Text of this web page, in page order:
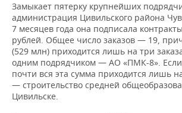
Замыкает пятерку крупнейших
администрация Цивильского района
7 месяцев года она подписала
рублей. Общее число заказов — 19,
(529 млн) приходится лишь на три
одним подрядчиком — АО «ПМК-8». Если
почти вся эта сумма приходится лишь
— строительство средней
Цивильске.